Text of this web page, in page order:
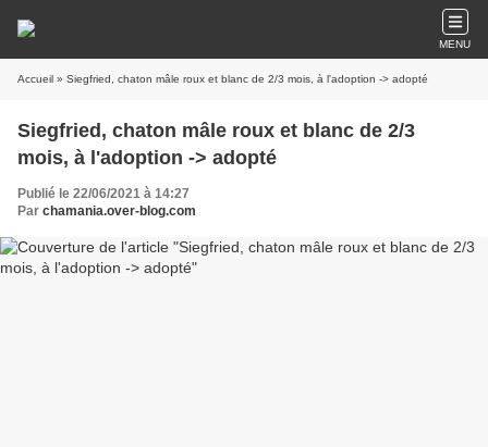
MENU
Accueil » Siegfried, chaton mâle roux et blanc de 2/3 mois, à l'adoption -> adopté
Siegfried, chaton mâle roux et blanc de 2/3
mois, à l'adoption -> adopté
Publié le 22/06/2021 à 14:27
Par chamania.over-blog.com